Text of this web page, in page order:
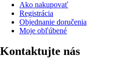
Ako nakupovať
Registrácia
Objednanie doručenia
Moje obľúbené
Kontaktujte nás